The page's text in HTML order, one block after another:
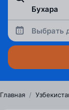
Выбрать
Главная /